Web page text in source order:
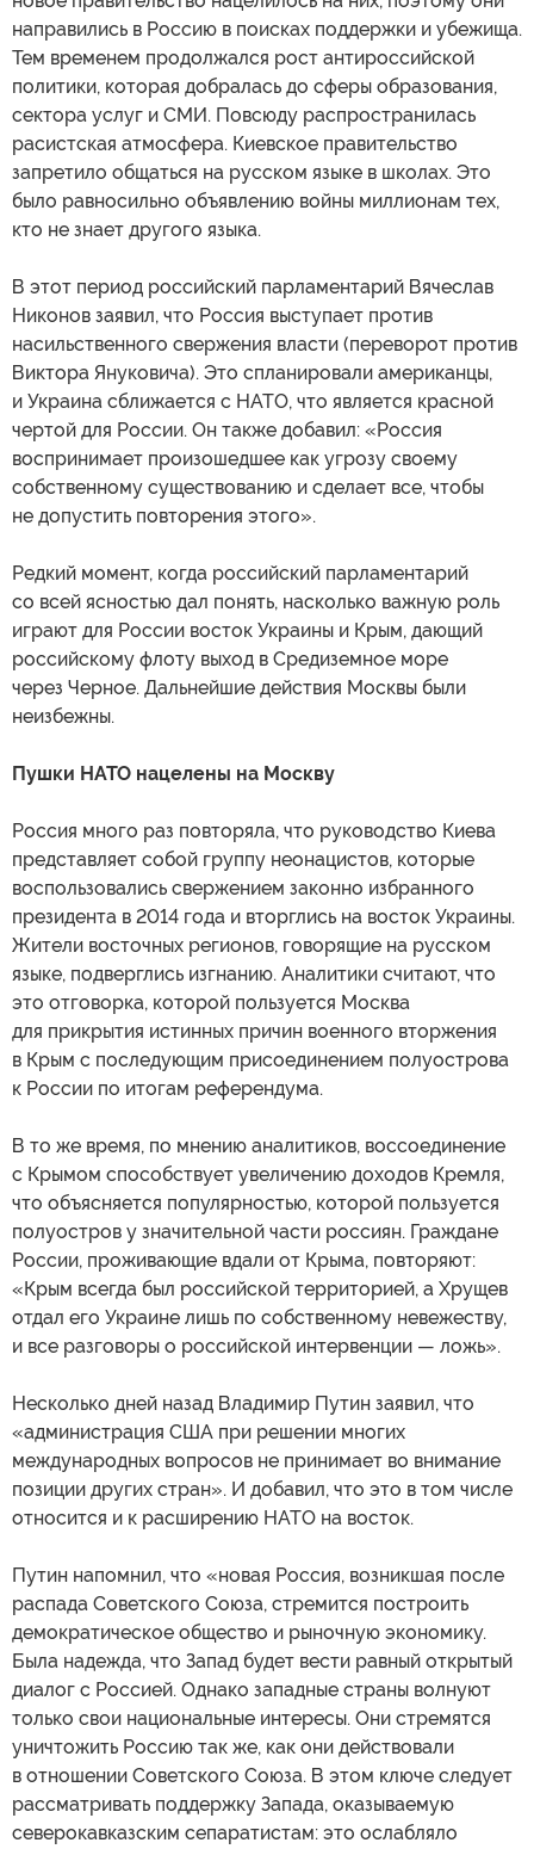
направились в Россию в поисках поддержки и убежища.
Тем временем продолжался рост антироссийской
политики, которая добралась до сферы образования,
сектора услуг и СМИ. Повсюду распространилась
расистская атмосфера. Киевское правительство
запретило общаться на русском языке в школах. Это
было равносильно объявлению войны миллионам тех,
кто не знает другого языка.
В этот период российский парламентарий Вячеслав
Никонов заявил, что Россия выступает против
насильственного свержения власти (переворот против
Виктора Януковича). Это спланировали американцы,
и Украина сближается с НАТО, что является красной
чертой для России. Он также добавил: «Россия
воспринимает произошедшее как угрозу своему
собственному существованию и сделает все, чтобы
не допустить повторения этого».
Редкий момент, когда российский парламентарий
со всей ясностью дал понять, насколько важную роль
играют для России восток Украины и Крым, дающий
российскому флоту выход в Средиземное море
через Черное. Дальнейшие действия Москвы были
неизбежны.
Пушки НАТО нацелены на Москву
Россия много раз повторяла, что руководство Киева
представляет собой группу неонацистов, которые
воспользовались свержением законно избранного
президента в 2014 года и вторглись на восток Украины.
Жители восточных регионов, говорящие на русском
языке, подверглись изгнанию. Аналитики считают, что
это отговорка, которой пользуется Москва
для прикрытия истинных причин военного вторжения
в Крым с последующим присоединением полуострова
к России по итогам референдума.
В то же время, по мнению аналитиков, воссоединение
с Крымом способствует увеличению доходов Кремля,
что объясняется популярностью, которой пользуется
полуостров у значительной части россиян. Граждане
России, проживающие вдали от Крыма, повторяют:
«Крым всегда был российской территорией, а Хрущев
отдал его Украине лишь по собственному невежеству,
и все разговоры о российской интервенции — ложь».
Несколько дней назад Владимир Путин заявил, что
«администрация США при решении многих
международных вопросов не принимает во внимание
позиции других стран». И добавил, что это в том числе
относится и к расширению НАТО на восток.
Путин напомнил, что «новая Россия, возникшая после
распада Советского Союза, стремится построить
демократическое общество и рыночную экономику.
Была надежда, что Запад будет вести равный открытый
диалог с Россией. Однако западные страны волнуют
только свои национальные интересы. Они стремятся
уничтожить Россию так же, как они действовали
в отношении Советского Союза. В этом ключе следует
рассматривать поддержку Запада, оказываемую
северокавказским сепаратистам: это ослабляло